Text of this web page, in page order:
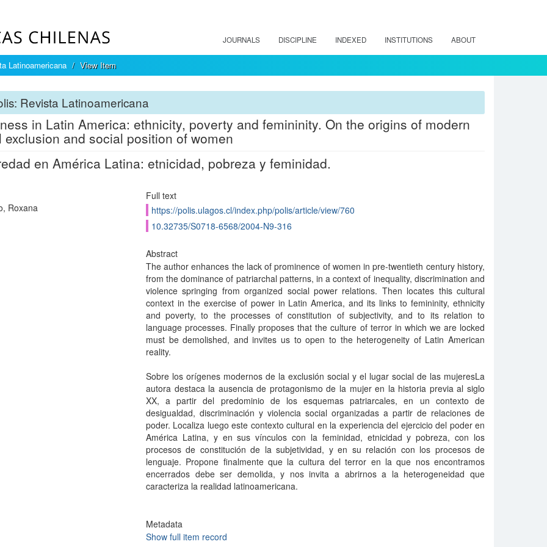
JOURNALS DISCIPLINE INDEXED INSTITUTIONS ABOUT
Latinoamericana View Item
Revista Latinoamericana
in Latin America: ethnicity, poverty and femininity. On the origins of modern
exclusion and social position of women
en América Latina: etnicidad, pobreza y feminidad.
Roxana
Full text
https://polis.ulagos.cl/index.php/polis/article/view/760
10.32735/S0718-6568/2004-N9-316
Abstract
The author enhances the lack of prominence of women in pre-twentieth century history,
from the dominance of patriarchal patterns, in a context of inequality, discrimination and
violence springing from organized social power relations. Then locates this cultural
context in the exercise of power in Latin America, and its links to femininity, ethnicity
and poverty, to the processes of constitution of subjectivity, and to its relation to
language processes. Finally proposes that the culture of terror in which we are locked
must be demolished, and invites us to open to the heterogeneity of Latin American
reality.
Sobre los orígenes modernos de la exclusión social y el lugar social de las mujeresLa
autora destaca la ausencia de protagonismo de la mujer en la historia previa al siglo
XX, a partir del predominio de los esquemas patriarcales, en un contexto de
desigualdad, discriminación y violencia social organizadas a partir de relaciones de
poder. Localiza luego este contexto cultural en la experiencia del ejercicio del poder en
América Latina, y en sus vínculos con la feminidad, etnicidad y pobreza, con los
procesos de constitución de la subjetividad, y en su relación con los procesos de
lenguaje. Propone finalmente que la cultura del terror en la que nos encontramos
encerrados debe ser demolida, y nos invita a abrirnos a la heterogeneidad que
caracteriza la realidad latinoamericana.
Metadata
Show full item record